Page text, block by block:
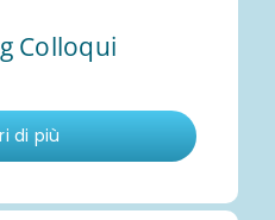
Colloqui
di più